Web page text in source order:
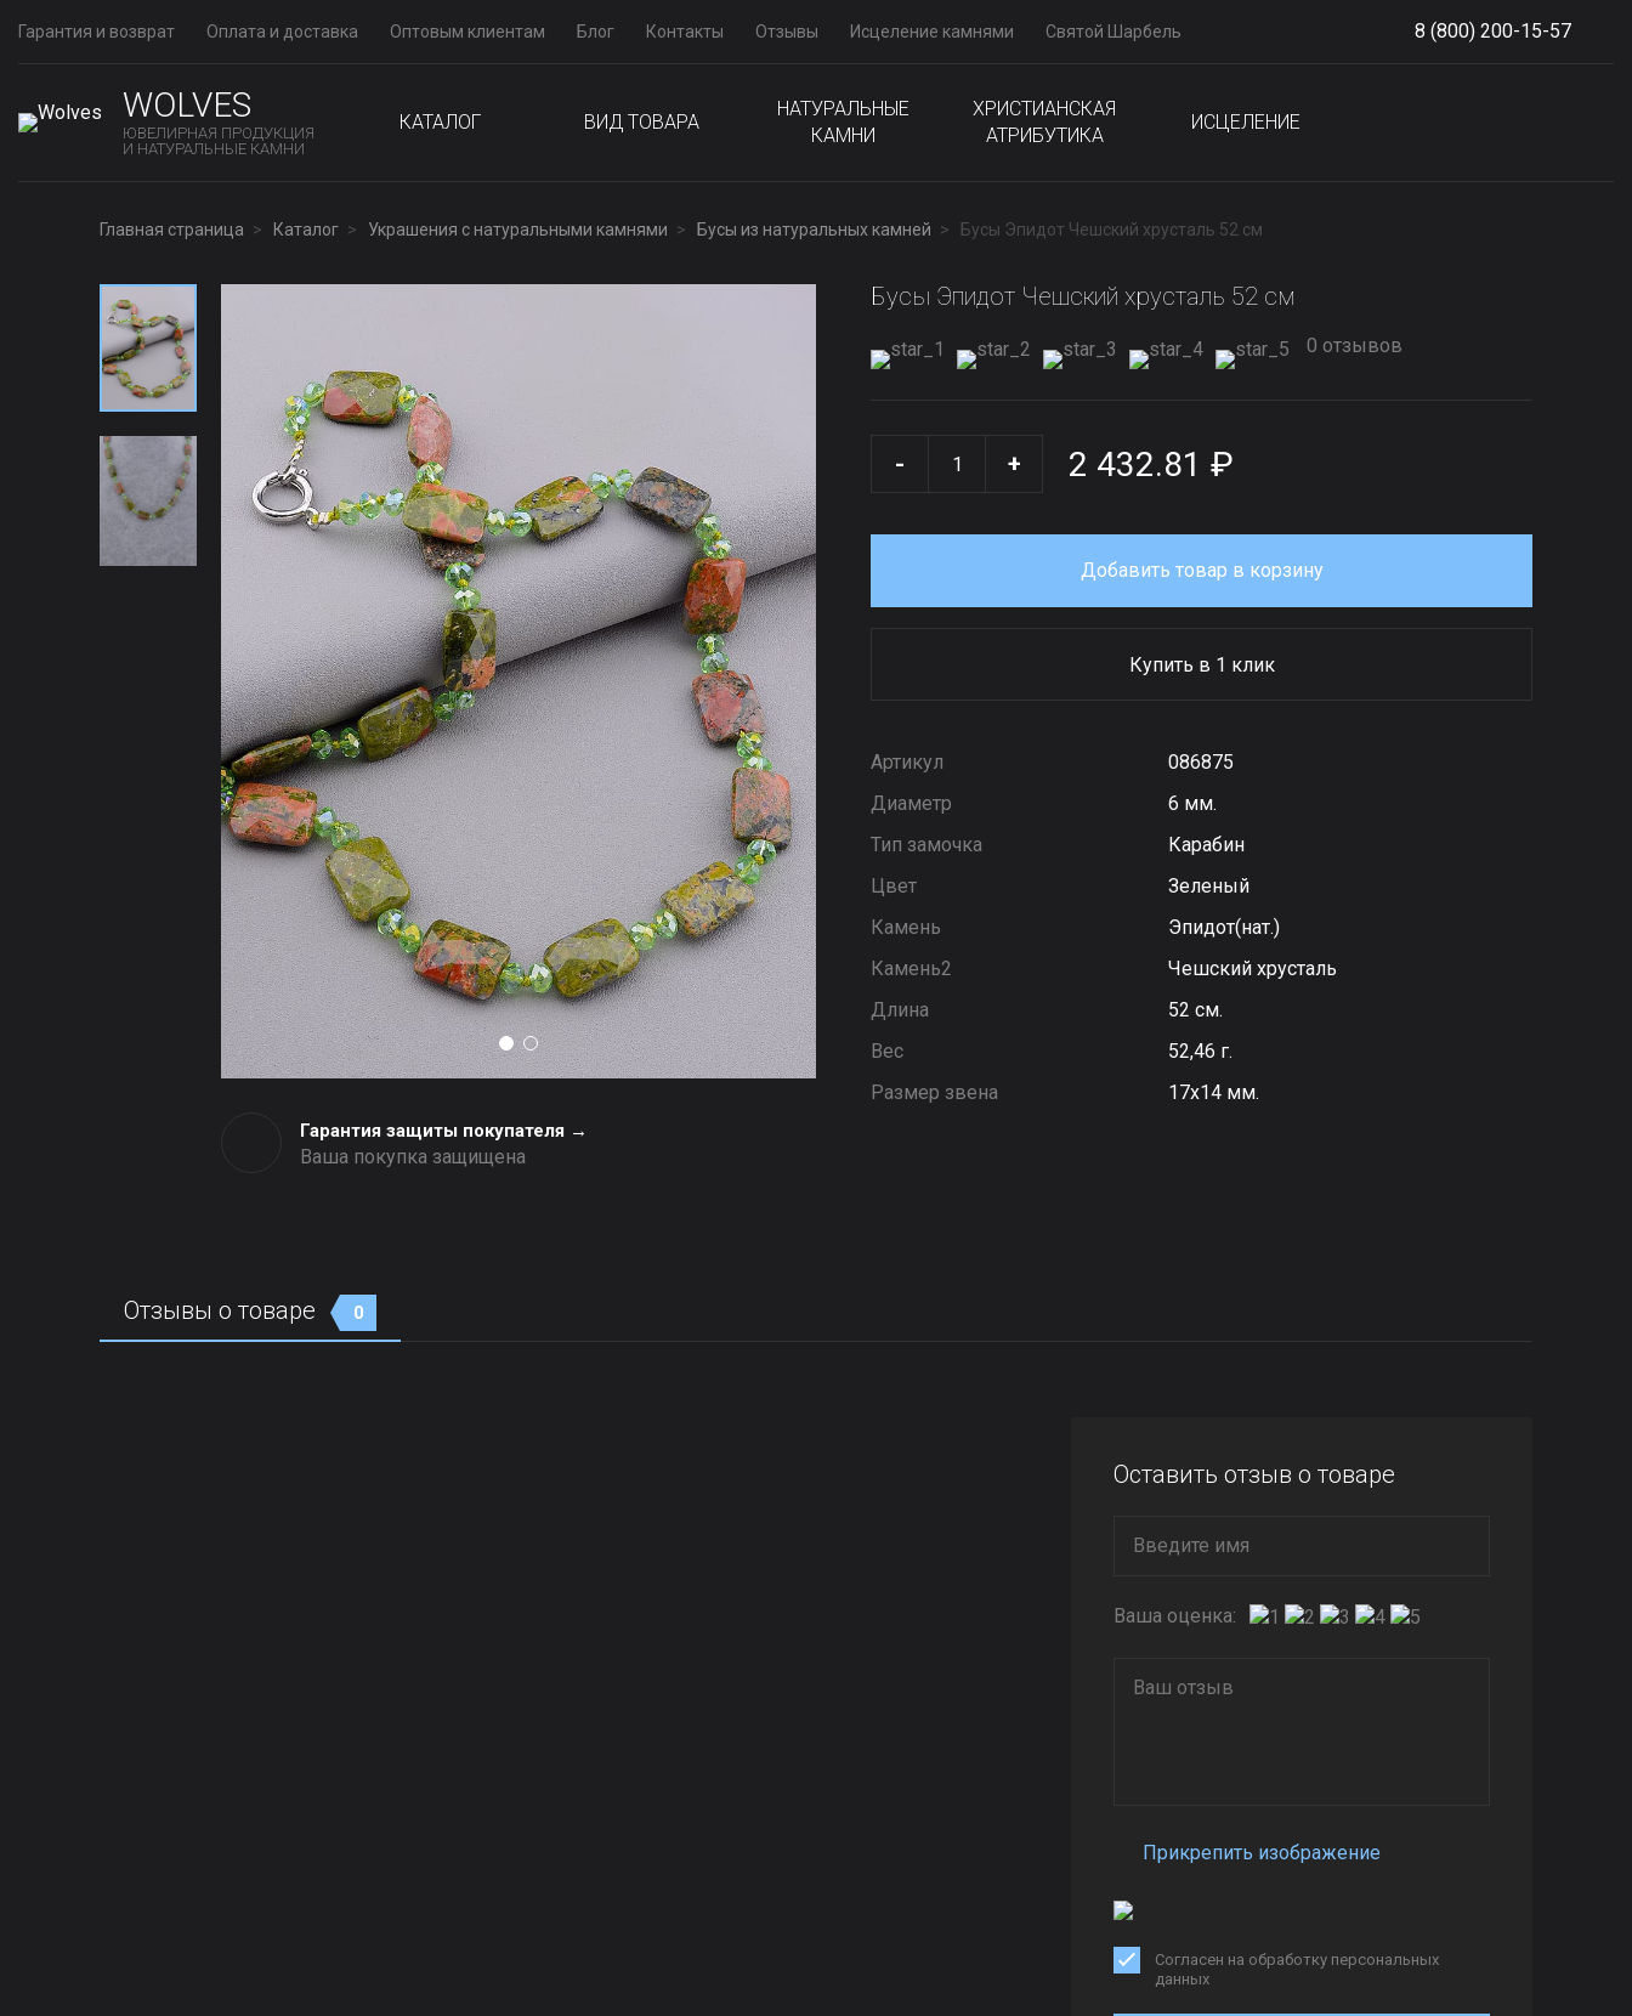
Гарантия и возврат Оплата и доставка Оптовым клиентам Блог Контакты Отзывы Исцеление камнями Святой Шарбель 8 (800) 200-15-57
WOLVES
ЮВЕЛИРНАЯ ПРОДУКЦИЯ
И НАТУРАЛЬНЫЕ КАМНИ
КАТАЛОГ ВИД ТОВАРА
НАТУРАЛЬНЫЕ
КАМНИ
ХРИСТИАНСКАЯ
АТРИБУТИКА
ИСЦЕЛЕНИЕ
Главная страница Каталог Украшения с натуральными камнями Бусы из натуральных камней Бусы Эпидот Чешский хрусталь 52 см
Гарантия защиты покупателя →
Ваша покупка защищена
Бусы Эпидот Чешский хрусталь 52 см
0 отзывов
- + 2 432.81 ₽
Добавить товар в корзину
Купить в 1 клик
Артикул
086875
Диаметр
6 мм.
Тип замочка
Карабин
Цвет
Зеленый
Камень
Эпидот(нат.)
Камень2
Чешский хрусталь
Длина
52 см.
Вес
52,46 г.
Размер звена
17х14 мм.
Отзывы о товаре 0
Оставить отзыв о товаре
Ваша оценка:
Прикрепить изображение
Согласен на обработку персональных
данных